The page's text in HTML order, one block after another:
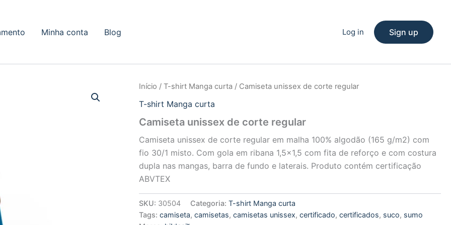
Minha conta Blog Log in Sign up
Início /T-shirt Manga curta / Camiseta unissex de corte regular
T-shirt Manga curta
Camiseta unissex de corte regular
Camiseta unissex de corte regular em malha 100% algodão (165 g/m2) com
fio 30/1 misto. Com gola em ribana 1,5×1,5 com fita de reforço e com costura
dupla nas mangas, barra de fundo e laterais. Produto contém certificação
ABVTEX
SKU: 30504 Categoria:T-shirt Manga curta
Tags:camiseta,camisetas,camisetas unissex,certificado,certificados, suco, sumo